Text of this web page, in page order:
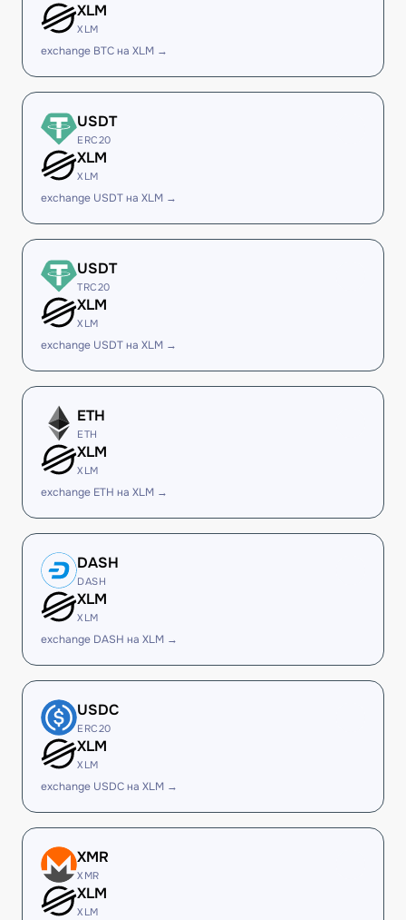
XLM
XLM
exchange BTC на XLM →
USDT
ERC20
XLM
XLM
exchange USDT на XLM →
USDT
TRC20
XLM
XLM
exchange USDT на XLM →
ETH
ETH
XLM
XLM
exchange ETH на XLM →
DASH
DASH
XLM
XLM
exchange DASH на XLM →
USDC
ERC20
XLM
XLM
exchange USDC на XLM →
XMR
XMR
XLM
XLM